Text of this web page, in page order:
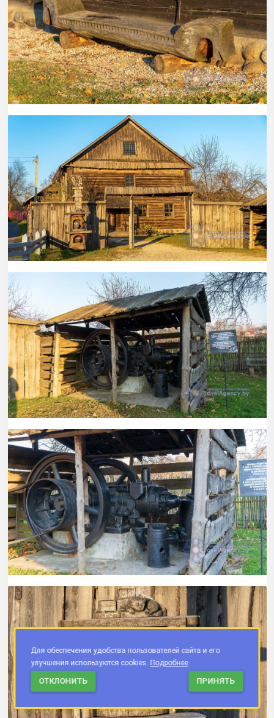
ЗАКАЗАТЬ
Для обеспечения удобства пользователей сайта и его
улучшения используются cookies. Подробнее
ОТКЛОНИТЬ ПРИНЯТЬ